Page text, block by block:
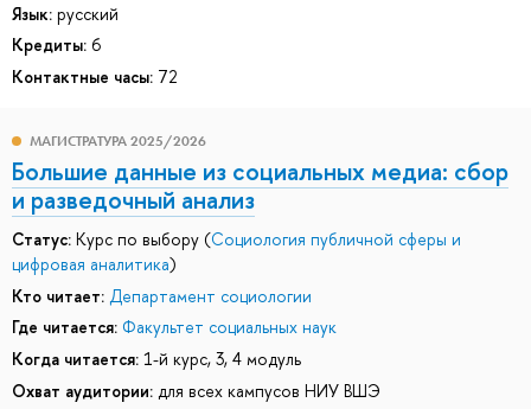
Язык: русский
Кредиты: 6
Контактные часы: 72
МАГИСТРАТУРА 2025/2026
Большие данные из социальных медиа: сбор
и разведочный анализ
Статус: Курс по выбору (Социология публичной сферы и
цифровая аналитика)
Кто читает: Департамент социологии
Где читается: Факультет социальных наук
Когда читается: 1-й курс, 3, 4 модуль
Охват аудитории: для всех кампусов НИУ ВШЭ